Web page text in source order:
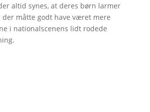
altid synes, at deres børn larmer
der måtte godt have været mere
i nationalscenens lidt rodede